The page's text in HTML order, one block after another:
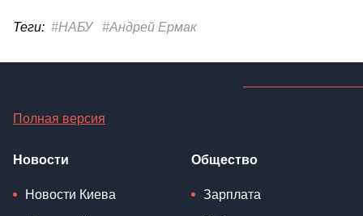
Теги: #НАБУ #Андрей Ермак
Полная версия
Новости
Новости Киева
Общество
Зарплата